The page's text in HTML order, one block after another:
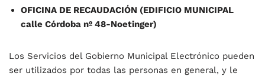
OFICINA DE RECAUDACIÓN (EDIFICIO MUNICIPAL
calle Córdoba nº 48-Noetinger)
Los Servicios del Gobierno Municipal Electrónico pueden
ser utilizados por todas las personas en general, y le